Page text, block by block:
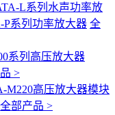
L系列水声功率放
P系列功率放大器 全
系列高压放大器
>
M220高压放大器模块
全部产品 >